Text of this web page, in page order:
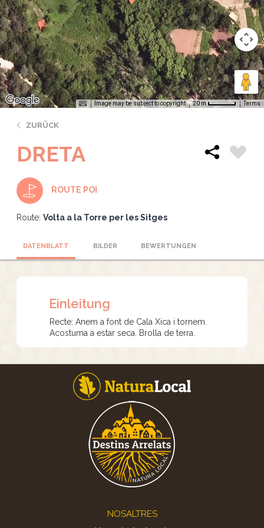
Image may be subject to copyright 20 m Terms
ZURÜCK
DRETA
ROUTE POI
Route: Volta a la Torre per les Sitges
DATENBLATT BILDER BEWERTUNGEN
Einleitung
Recte: Anem a font de Cala Xica i tornem.
Acostuma a estar seca. Brolla de terra.
NOSALTRES